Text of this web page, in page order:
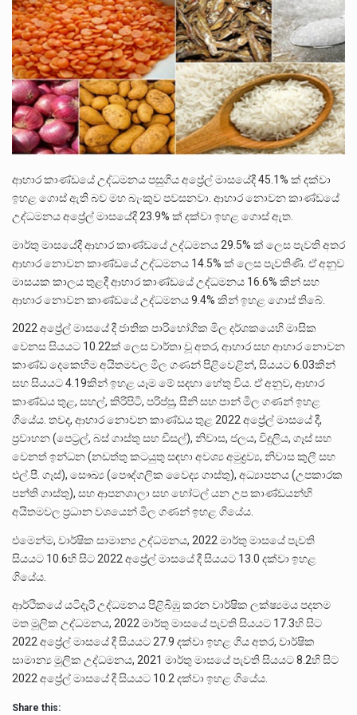
බන්ධනාගාර රැදවියන් 1,021 දෙනෙකු ඉකුත් වසර පහක කාලය තුලදී (2020 ජනවාරි 01 සිට 2025 දෙසැම්බර්…
දිවයින පුරා පිහිටි බන්ධනාගාරවල පවතින දැඩි තදබදය හේතුවෙන් බන්ධනාගාර පද්ධතිය තුළ දැඩි අවදානම් තත්ත්වයක් නිර්මාණය…
නව පරිසර පනත යටතේ ශබ්ද දූෂණය සම්බන්ධයෙන් කටයුතු කිරීමට නව රෙගුලාසි ගෙන ඒමට මධ්‍යම පරිසර…
ආහාර කාණ්ඩයේ උද්ධමනය පසුගිය අප්‍රේල් මාසයේදී 45.1% ක් දක්වා
ඉහළ ගොස් ඇති බව මහ බැංකුව පවසනවා. ආහාර නොවන කාණ්ඩයේ
උද්ධමනය අප්‍රේල් මාසයේදී 23.9% ක් දක්වා ඉහළ ගොස් ඇත.
මාර්තු මාසයේදී ආහාර කාණ්ඩයේ උද්ධමනය 29.5% ක් ලෙස පැවති අතර
ආහාර නොවන කාණ්ඩයේ උද්ධමනය 14.5% ක් ලෙස පැවතිණි. ඒ අනුව
මාසයක කාලය තුළදී ආහාර කාණ්ඩයේ උද්ධමනය 16.6% කින් සහ
ආහාර නොවන කාණ්ඩයේ උද්ධමනය 9.4% කින් ඉහළ ගොස් තිබේ.
2022 අප්‍රේල් මාසයේ දී ජාතික පාරිභෝගික මිල දර්ශකයෙහි මාසික
වෙනස සියයට 10.22ක් ලෙස වාර්තා වූ අතර, ආහාර සහ ආහාර නොවන
කාණ්ඩ දෙකෙහිම අයිතමවල මිල ගණන් පිළිවෙළින්, සියයට 6.03කින්
සහ සියයට 4.19කින් ඉහළ යෑම මේ සදහා හේතු විය. ඒ අනුව, ආහාර
කාණ්ඩය තුළ, සහල්, කිරිපිටි, පරිප්පු, සීනි සහ පාන් මිල ගණන් ඉහළ
ගියේය. තවද, ආහාර නොවන කාණ්ඩය තුළ 2022 අප්‍රේල් මාසයේ දී,
ප්‍රවාහන (පෙට්‍රල්, බස් ගාස්තු සහ ඩීසල්), නිවාස, ජලය, විදුලිය, ගෑස් සහ
වෙනත් ඉන්ධන (නඩත්තු කටයුතු සඳහා අවශ්‍ය අමුද්‍රව්‍ය, නිවාස කුලී සහ
එල්.පී. ගෑස්), සෞඛ්‍ය (පෞද්ගලික වෛද්‍ය ගාස්තු), අධ්‍යාපනය (උපකාරක
පන්ති ගාස්තු), සහ ආපනශාලා සහ හෝටල් යන උප කාණ්ඩයන්හි
අයිතමවල ප්‍රධාන වශයෙන් මිල ගණන් ඉහළ ගියේය.
එමෙන්ම, වාර්ෂික සාමාන්‍ය උද්ධමනය, 2022 මාර්තු මාසයේ පැවති
සියයට 10.6හි සිට 2022 අප්‍රේල් මාසයේ දී සියයට 13.0 දක්වා ඉහළ
ගියේය.
ආර්ථිකයේ යටිදැරි උද්ධමනය පිළිබිඹු කරන වාර්ෂික ලක්ෂ්‍යමය පදනම
මත මූලික උද්ධමනය, 2022 මාර්තු මාසයේ පැවති සියයට 17.3හි සිට
2022 අප්‍රේල් මාසයේ දී සියයට 27.9 දක්වා ඉහළ ගිය අතර, වාර්ෂික
සාමාන්‍ය මූලික උද්ධමනය, 2021 මාර්තු මාසයේ පැවති සියයට 8.2හි සිට
2022 අප්‍රේල් මාසයේ දී සියයට 10.2 දක්වා ඉහළ ගියේය.
Share this: